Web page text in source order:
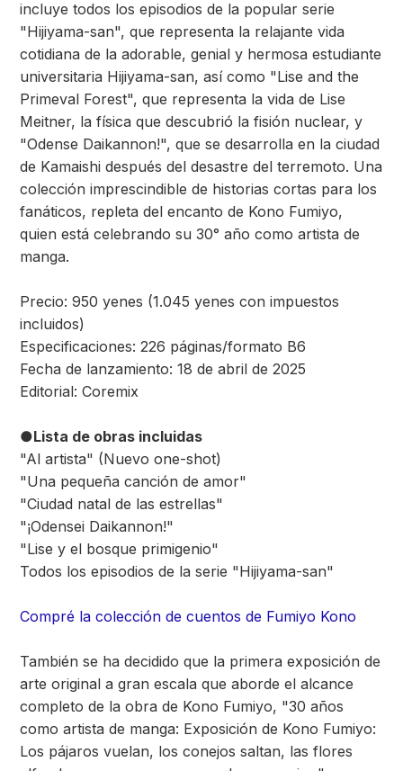
incluye todos los episodios de la popular serie
"Hijiyama-san", que representa la relajante vida
cotidiana de la adorable, genial y hermosa estudiante
universitaria Hijiyama-san, así como "Lise and the
Primeval Forest", que representa la vida de Lise
Meitner, la física que descubrió la fisión nuclear, y
"Odense Daikannon!", que se desarrolla en la ciudad
de Kamaishi después del desastre del terremoto. Una
colección imprescindible de historias cortas para los
fanáticos, repleta del encanto de Kono Fumiyo,
quien está celebrando su 30° año como artista de
manga.
Precio: 950 yenes (1.045 yenes con impuestos
incluidos)
Especificaciones: 226 páginas/formato B6
Fecha de lanzamiento: 18 de abril de 2025
Editorial: Coremix
●Lista de obras incluidas
"Al artista" (Nuevo one-shot)
"Una pequeña canción de amor"
"Ciudad natal de las estrellas"
"¡Odensei Daikannon!"
"Lise y el bosque primigenio"
Todos los episodios de la serie "Hijiyama-san"
Compré la colección de cuentos de Fumiyo Kono
También se ha decidido que la primera exposición de
arte original a gran escala que aborde el alcance
completo de la obra de Kono Fumiyo, "30 años
como artista de manga: Exposición de Kono Fumiyo:
Los pájaros vuelan, los conejos saltan, las flores